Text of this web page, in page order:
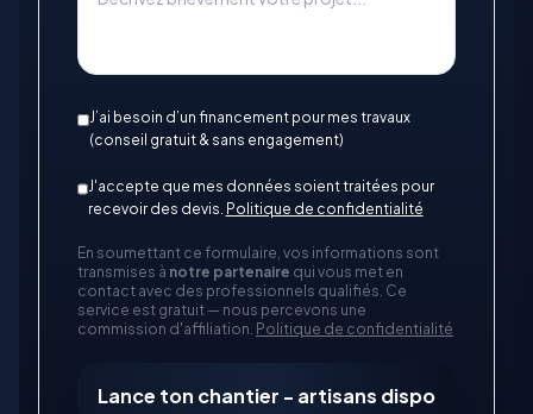
J’ai besoin d’un financement pour mes travaux
(conseil gratuit & sans engagement)
J'accepte que mes données soient traitées pour
recevoir des devis. Politique de confidentialité
En soumettant ce formulaire, vos informations sont
transmises à notre partenaire qui vous met en
contact avec des professionnels qualifiés. Ce
service est gratuit — nous percevons une
commission d'affiliation. Politique de confidentialité
Lance ton chantier - artisans dispo